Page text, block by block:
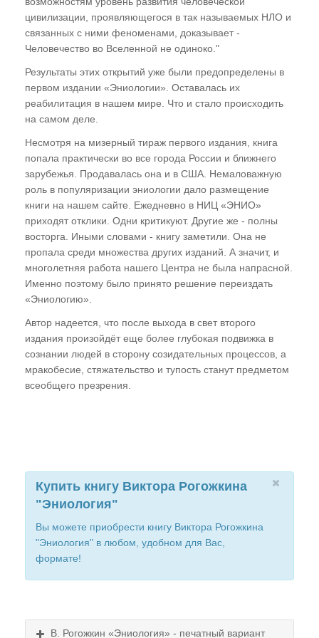
Энергоинформационное воздействие через
средства массовой информации
Практическое задание
Программа зомбирования
Бегом от инфаркта к инсульту. Спорт и
"братья по разуму"
Энергоинформационные аспекты в
архитектуре и градостроительстве
Полтергейстные явления в Ростове-на-Дону.
И не только... Взаимосвязь с УФО-
проявлениями
Кармические преступления медицины. Что
скрывается за переливанием крови.
Инкарнационные последствия
хирургического вмешательства и
после лечения в больнице
ГЛАВА ДЕСЯТАЯ
Причинно-следственные связи
Аллергия
Онкология
СПИД
Программы "А" и "Стелла"
ГЛАВА ОДИННАДЦАТАЯ
вымысел или реальность?
цивилизации, проявляющегося в так называемых НЛО и
связанных с ними феноменами, доказывает -
Человечество во Вселенной не одиноко."
Результаты этих открытий уже были предопределены в
первом издании «Эниологии». Оставалась их
реабилитация в нашем мире. Что и стало происходить
на самом деле.
Несмотря на мизерный тираж первого издания, книга
попала практически во все города России и ближнего
зарубежья. Продавалась она и в США. Немаловажную
роль в популяризации эниологии дало размещение
книги на нашем сайте. Ежедневно в НИЦ «ЭНИО»
приходят отклики. Одни критикуют. Другие же - полны
восторга. Иными словами - книгу заметили. Она не
пропала среди множества других изданий. А значит, и
многолетняя работа нашего Центра не была напрасной.
Именно поэтому было принято решение переиздать
«Эниологию».
Автор надеется, что после выхода в свет второго
издания произойдёт еще более глубокая подвижка в
сознании людей в сторону созидательных процессов, а
мракобесие, стяжательство и тупость станут предметом
всеобщего презрения.
Купить книгу Виктора Рогожкина
"Эниология"
Вы можете приобрести книгу Виктора Рогожкина
"Эниология" в любом, удобном для Вас,
формате!
В. Рогожкин «Эниология» - печатный вариант